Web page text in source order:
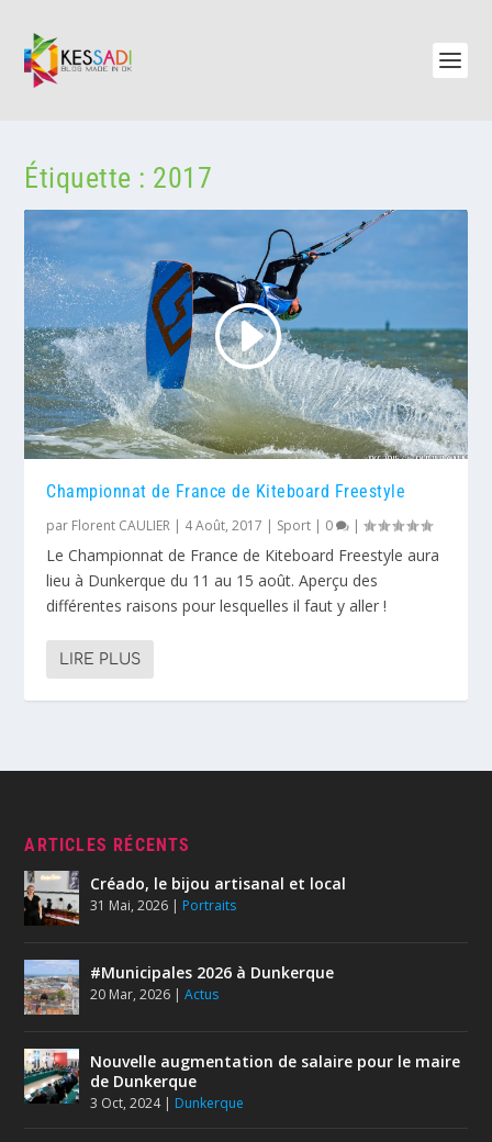
Étiquette : 2017
Championnat de France de Kiteboard Freestyle
par Florent CAULIER | 4 Août, 2017 | Sport | 0 |
Le Championnat de France de Kiteboard Freestyle aura
lieu à Dunkerque du 11 au 15 août. Aperçu des
différentes raisons pour lesquelles il faut y aller !
LIRE PLUS
ARTICLES RÉCENTS
Créado, le bijou artisanal et local
31 Mai, 2026 | Portraits
#Municipales 2026 à Dunkerque
20 Mar, 2026 |Actus
Nouvelle augmentation de salaire pour le maire
de Dunkerque
3 Oct, 2024| Dunkerque